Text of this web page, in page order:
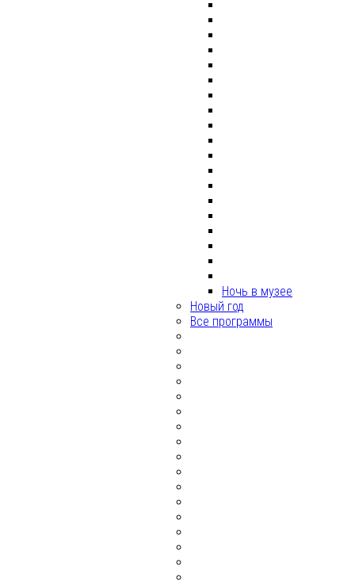
Ночь в музее
Новый год
Все программы